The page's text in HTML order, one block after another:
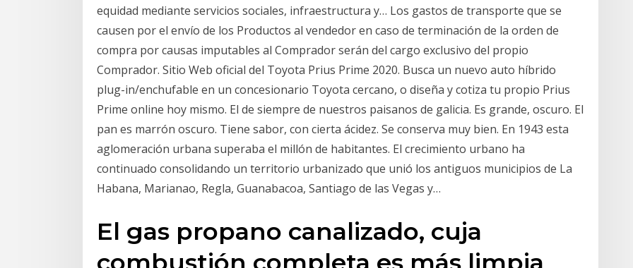
equidad mediante servicios sociales, infraestructura y… Los gastos de transporte que se
causen por el envío de los Productos al vendedor en caso de terminación de la orden de
compra por causas imputables al Comprador serán del cargo exclusivo del propio
Comprador. Sitio Web oficial del Toyota Prius Prime 2020. Busca un nuevo auto híbrido
plug-in/enchufable en un concesionario Toyota cercano, o diseña y cotiza tu propio Prius
Prime online hoy mismo. El de siempre de nuestros paisanos de galicia. Es grande, oscuro. El
pan es marrón oscuro. Tiene sabor, con cierta ácidez. Se conserva muy bien. En 1943 esta
aglomeración urbana superaba el millón de habitantes. El crecimiento urbano ha
continuado consolidando un territorio urbanizado que unió los antiguos municipios de La
Habana, Marianao, Regla, Guanabacoa, Santiago de las Vegas y…
El gas propano canalizado, cuja